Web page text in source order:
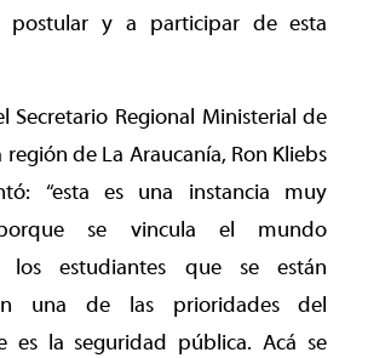
postular y a participar de esta
Secretario Regional Ministerial de
región de La Araucanía, Ron Kliebs
“esta es una instancia muy
se vincula el mundo
los estudiantes que se están
una de las prioridades del
es la seguridad pública. Acá se